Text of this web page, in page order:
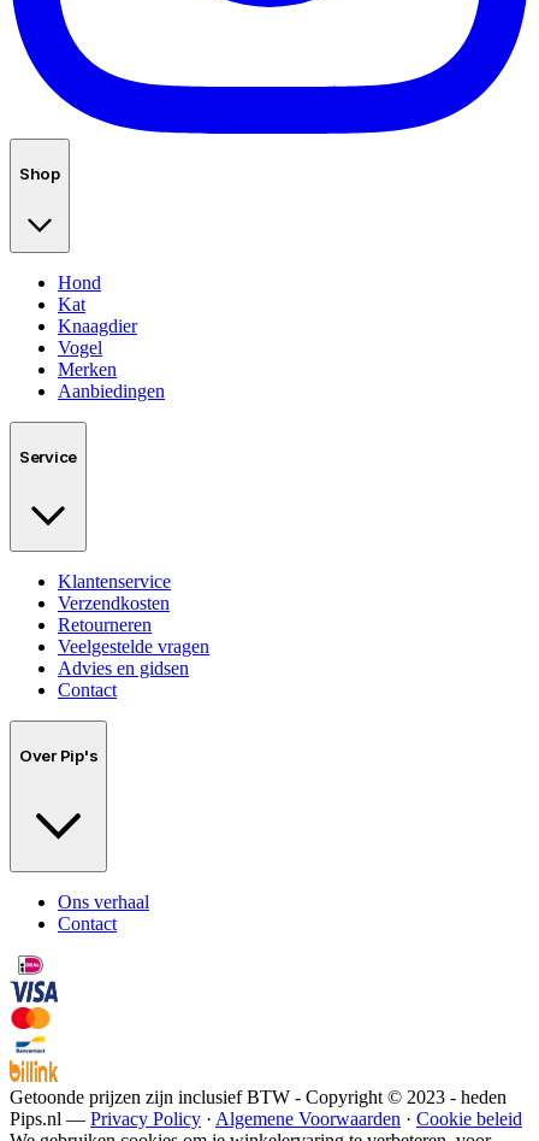
Shop
Hond
Kat
Knaagdier
Vogel
Merken
Aanbiedingen
Service
Klantenservice
Verzendkosten
Retourneren
Veelgestelde vragen
Advies en gidsen
Contact
Over Pip's
Ons verhaal
Contact
Getoonde prijzen zijn inclusief BTW - Copyright © 2023 - heden
Pips.nl — Privacy Policy · Algemene Voorwaarden · Cookie beleid